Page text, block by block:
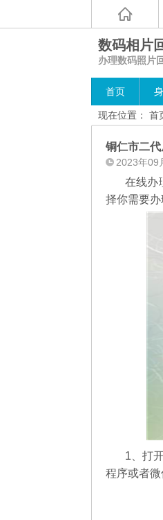
数码相片
办理数码照片
首页
现在位置： 首
铜仁市二
2023年09
在线办
择你需要办
1、打
程序或者微